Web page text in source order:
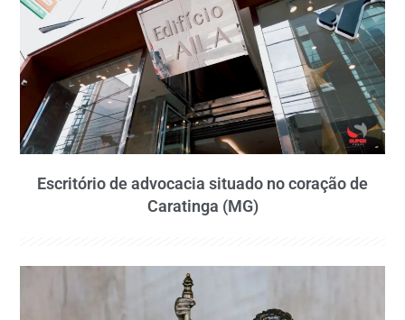
Escritório de advocacia situado no coração de
Caratinga (MG)